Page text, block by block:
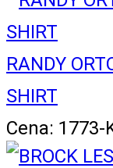
RANDY
SHIRT
Cena: 1773-